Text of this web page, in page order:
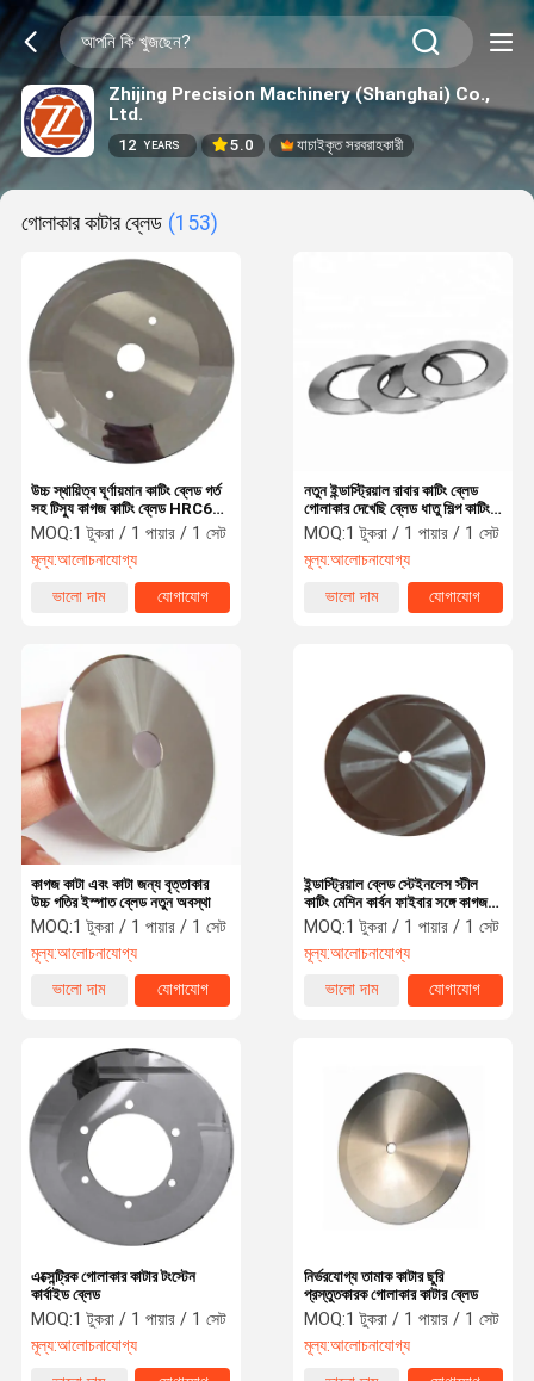
Zhijing Precision Machinery (Shanghai) Co.,
Ltd.
12 YEARS 5.0 যাচাইকৃত সরবরাহকারী
গোলাকার কাটার ব্লেড (153)
উচ্চ স্থায়িত্ব ঘূর্ণায়মান কাটিং ব্লেড গর্ত
সহ টিস্যু কাগজ কাটিং ব্লেড HRC62-
65
MOQ:1 টুকরা / 1 পায়ার / 1 সেট
মূল্য:আলোচনাযোগ্য
ভালো দাম
যোগাযোগ
নতুন ইন্ডাস্ট্রিয়াল রাবার কাটিং ব্লেড
গোলাকার দেখেছি ব্লেড ধাতু শিল্প কাটিং
মেশিনের অংশ
MOQ:1 টুকরা / 1 পায়ার / 1 সেট
মূল্য:আলোচনাযোগ্য
ভালো দাম
যোগাযোগ
কাগজ কাটা এবং কাটা জন্য বৃত্তাকার
উচ্চ গতির ইস্পাত ব্লেড নতুন অবস্থা
MOQ:1 টুকরা / 1 পায়ার / 1 সেট
মূল্য:আলোচনাযোগ্য
ভালো দাম
যোগাযোগ
ইন্ডাস্ট্রিয়াল ব্লেড স্টেইনলেস স্টীল
কাটিং মেশিন কার্বন ফাইবার সঙ্গে কাগজ
কাটা জন্য
MOQ:1 টুকরা / 1 পায়ার / 1 সেট
মূল্য:আলোচনাযোগ্য
ভালো দাম
যোগাযোগ
এক্সেন্ট্রিক গোলাকার কাটার টংস্টেন
কার্বাইড ব্লেড
MOQ:1 টুকরা / 1 পায়ার / 1 সেট
মূল্য:আলোচনাযোগ্য
নির্ভরযোগ্য তামাক কাটার ছুরি
প্রস্তুতকারক গোলাকার কাটার ব্লেড
MOQ:1 টুকরা / 1 পায়ার / 1 সেট
মূল্য:আলোচনাযোগ্য